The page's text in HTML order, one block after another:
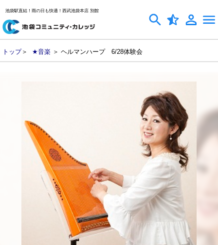
池袋駅直結！雨の日も快適！西武池袋本店 別館
トップ＞ ★音楽 ＞ ヘルマンハープ 6/28体験会